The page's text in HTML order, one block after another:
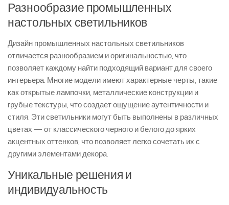
Разнообразие промышленных
настольных светильников
Дизайн промышленных настольных светильников
отличается разнообразием и оригинальностью, что
позволяет каждому найти подходящий вариант для своего
интерьера. Многие модели имеют характерные черты, такие
как открытые лампочки, металлические конструкции и
грубые текстуры, что создает ощущение аутентичности и
стиля. Эти светильники могут быть выполнены в различных
цветах — от классического черного и белого до ярких
акцентных оттенков, что позволяет легко сочетать их с
другими элементами декора.
Уникальные решения и
индивидуальность